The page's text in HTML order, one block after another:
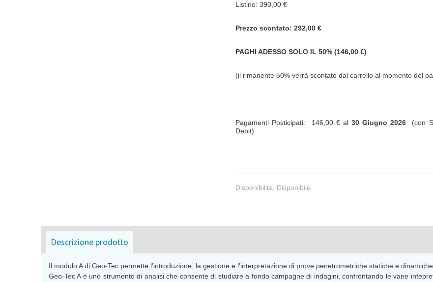
Listino: 390,00 €
Prezzo scontato: 292,00 €
PAGHI ADESSO SOLO IL 50% (146,00 €)
(il rimanente 50% verrà scontato dal carrello al momento del
Pagamenti Posticipati: 146,00 € al 30 Giugno 2026 (con
Debit)
Disponibilità: Disponibile
Descrizione prodotto
Il modulo A di Geo-Tec permette l'introduzione, la gestione e l'interpretazione di prove penetrometriche statiche e
Geo-Tec A è uno strumento di analisi che consente di studiare a fondo campagne di indagini, confrontando le varie